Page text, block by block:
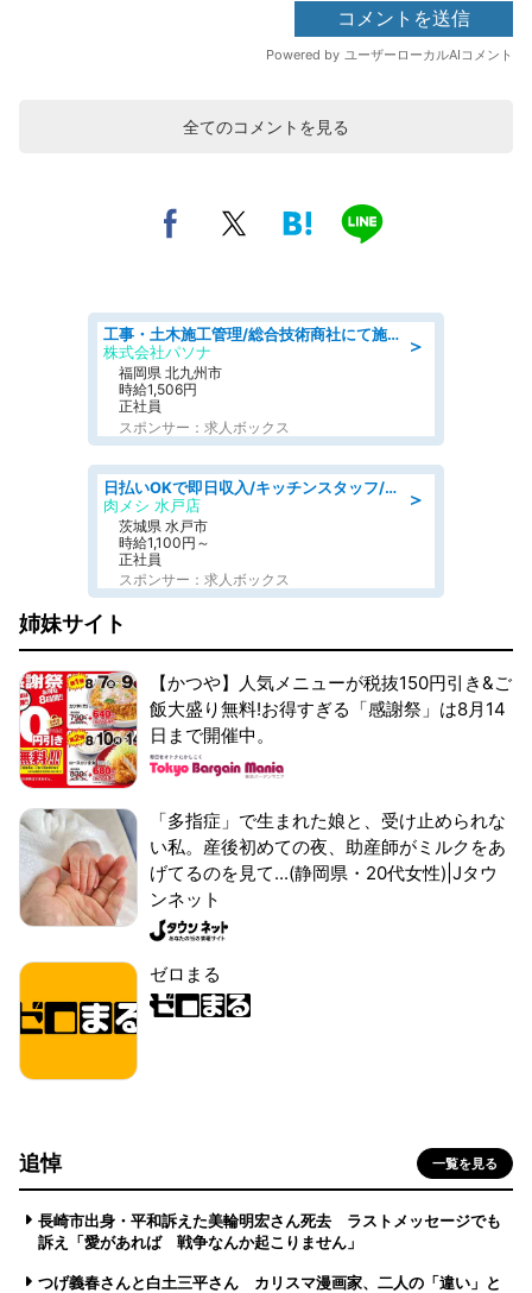
全てのコメントを見る
＞
工事・土木施工管理/総合技術商社にて施工管理のお仕事/即日勤務可/車通勤可/工事・土木施工管理/生産・品質管理
株式会社パソナ
福岡県 北九州市
時給1,506円
正社員
スポンサー：求人ボックス
＞
日払いOKで即日収入/キッチンスタッフ/「原付免許必須」デリバリー業務など、自己成長可能な幅広い仕事に挑戦!髪型自由&ピアス・ネイルOK/茨城県/水戸市
肉メシ 水戸店
茨城県 水戸市
時給1,100円～
正社員
スポンサー：求人ボックス
姉妹サイト
【かつや】人気メニューが税抜150円引き&ご
飯大盛り無料!お得すぎる「感謝祭」は8月14
日まで開催中。
「多指症」で生まれた娘と、受け止められな
い私。産後初めての夜、助産師がミルクをあ
げてるのを見て...(静岡県・20代女性)|Jタウ
ンネット
ゼロまる
追悼 一覧を見る
長崎市出身・平和訴えた美輪明宏さん死去 ラストメッセージでも
訴え「愛があれば 戦争なんか起こりません」
つげ義春さんと白土三平さん カリスマ漫画家、二人の「違い」と